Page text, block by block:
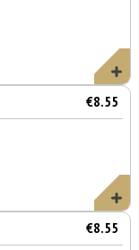
€8.55
€8.55